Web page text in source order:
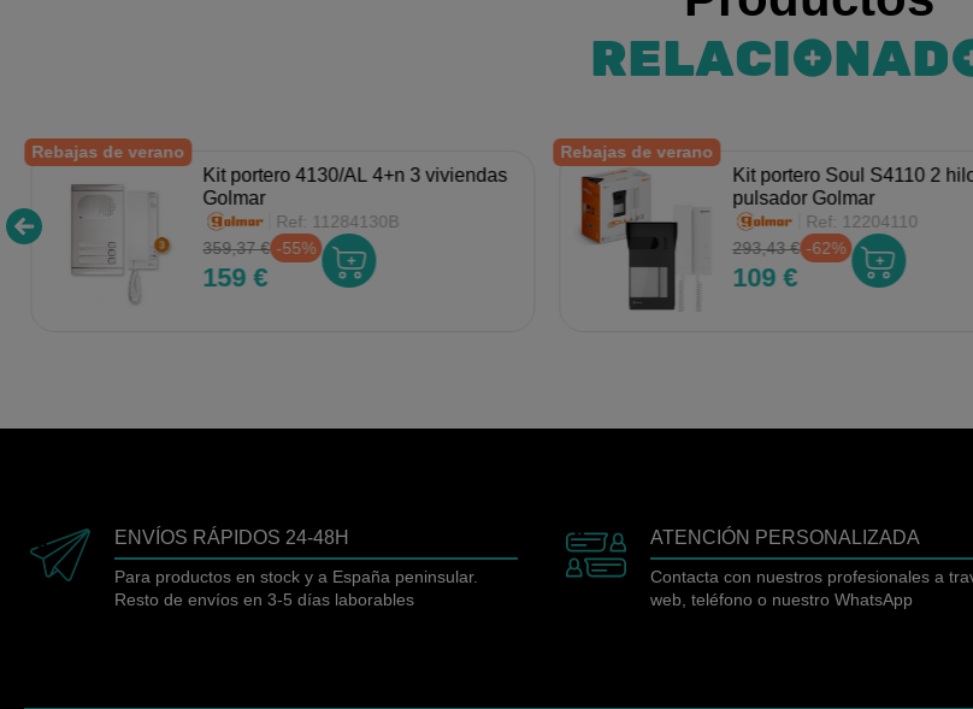
Rebajas de verano
Kit portero 4130/AL 4+n 3 viviendas
Golmar
Ref: 11284130B
359,37 € -55%
159 €
Rebajas de verano
Kit portero Soul S4110 2
pulsador Golmar
Ref: 12204110
293,43 € -62%
109 €
ENVÍOS RÁPIDOS 24-48H
Para productos en stock y a España peninsular.
Resto de envíos en 3-5 días laborables
ATENCIÓN PERSONALIZADA
Contacta con nuestros profesionales a
web, teléfono o nuestro WhatsApp